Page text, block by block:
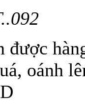
được
oánh